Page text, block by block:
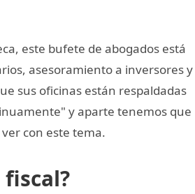
este bufete de abogados está
asesoramiento a inversores y
sus oficinas están respaldadas
y aparte tenemos que
con este tema.